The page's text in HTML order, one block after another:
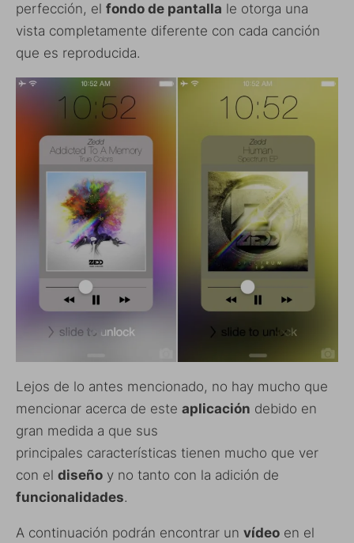
perfección, el fondo de pantalla le otorga una
vista completamente diferente con cada canción
que es reproducida.
Lejos de lo antes mencionado, no hay mucho que
mencionar acerca de este aplicación debido en
gran medida a que sus
principales características tienen mucho que ver
con el diseño y no tanto con la adición de
funcionalidades.
A continuación podrán encontrar un vídeo en el